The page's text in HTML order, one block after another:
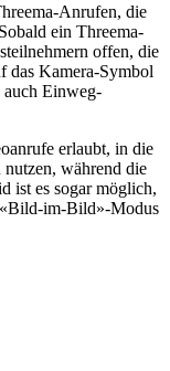
Anrufen, die
ein Threema-
offen, die
das Kamera-Symbol
auch Einweg-
erlaubt, in die
während die
ist es sogar möglich,
im-Bild»-Modus